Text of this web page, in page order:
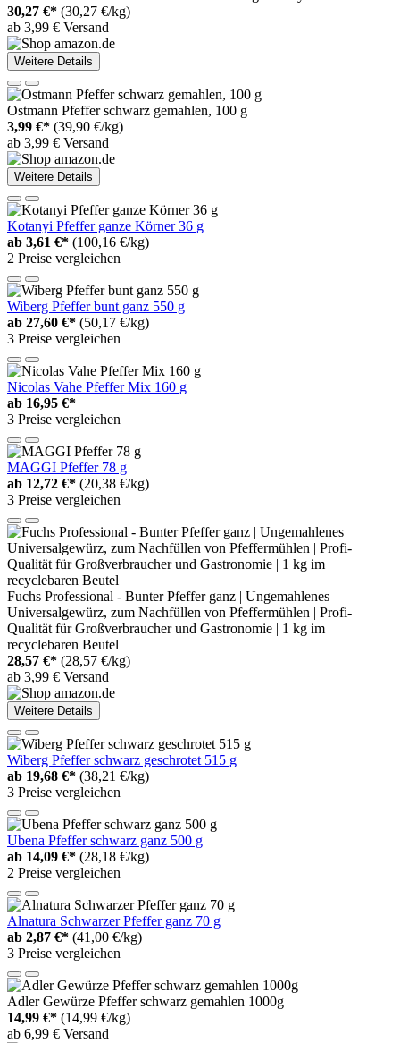
30,27 €* (30,27 €/kg)
ab 3,99 € Versand
Weitere Details
Ostmann Pfeffer schwarz gemahlen, 100 g
3,99 €* (39,90 €/kg)
ab 3,99 € Versand
Weitere Details
Kotanyi Pfeffer ganze Körner 36 g
ab 3,61 €* (100,16 €/kg)
2 Preise vergleichen
Wiberg Pfeffer bunt ganz 550 g
ab 27,60 €* (50,17 €/kg)
3 Preise vergleichen
Nicolas Vahe Pfeffer Mix 160 g
ab 16,95 €*
3 Preise vergleichen
MAGGI Pfeffer 78 g
ab 12,72 €* (20,38 €/kg)
3 Preise vergleichen
Fuchs Professional - Bunter Pfeffer ganz | Ungemahlenes
Universalgewürz, zum Nachfüllen von Pfeffermühlen | Profi-
Qualität für Großverbraucher und Gastronomie | 1 kg im
recyclebaren Beutel
28,57 €* (28,57 €/kg)
ab 3,99 € Versand
Weitere Details
Wiberg Pfeffer schwarz geschrotet 515 g
ab 19,68 €* (38,21 €/kg)
3 Preise vergleichen
Ubena Pfeffer schwarz ganz 500 g
ab 14,09 €* (28,18 €/kg)
2 Preise vergleichen
Alnatura Schwarzer Pfeffer ganz 70 g
ab 2,87 €* (41,00 €/kg)
3 Preise vergleichen
Adler Gewürze Pfeffer schwarz gemahlen 1000g
14,99 €* (14,99 €/kg)
ab 6,99 € Versand